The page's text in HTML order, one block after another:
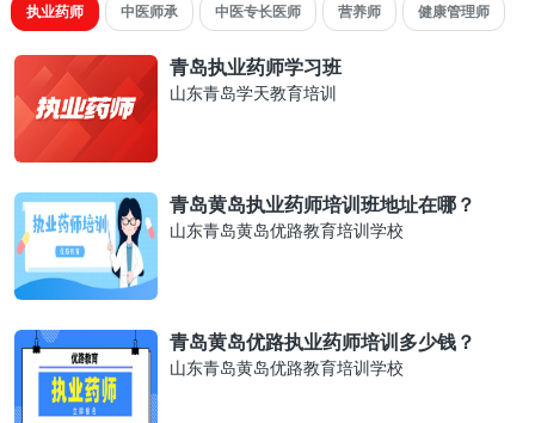
执业药师 中医师承 中医专长医师 营养师 健康管理师
青岛执业药师学习班
山东青岛学天教育培训
青岛黄岛执业药师培训班地址在哪？
山东青岛黄岛优路教育培训学校
青岛黄岛优路执业药师培训多少钱？
山东青岛黄岛优路教育培训学校